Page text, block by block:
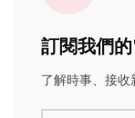
訂閱我們
了解時事、接收